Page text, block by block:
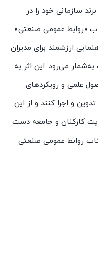
سازمانی خود را در
«روابط عمومی صنعتی»
ارزشمند برای مدیران
می‌رود. این اثر به
علمی و رویکردهای
و اجرا کنند و از این
کارکنان و جامعه دست
روابط عمومی صنعتی